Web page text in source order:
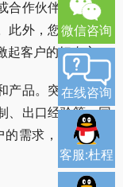
作伙伴、表达对
此外，您还可以通
起客户的好奇心。
产品。突出您公司
、出口经验等。同
需求，包括其特
微信咨询
在线咨询
客服:杜程